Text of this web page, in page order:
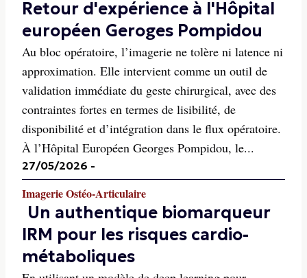
Retour d'expérience à l'Hôpital
européen Geroges Pompidou
Au bloc opératoire, l’imagerie ne tolère ni latence ni
approximation. Elle intervient comme un outil de
validation immédiate du geste chirurgical, avec des
contraintes fortes en termes de lisibilité, de
disponibilité et d’intégration dans le flux opératoire.
À l’Hôpital Européen Georges Pompidou, le...
27/05/2026 -
Imagerie Ostéo-Articulaire
Un authentique biomarqueur
IRM pour les risques cardio-
métaboliques